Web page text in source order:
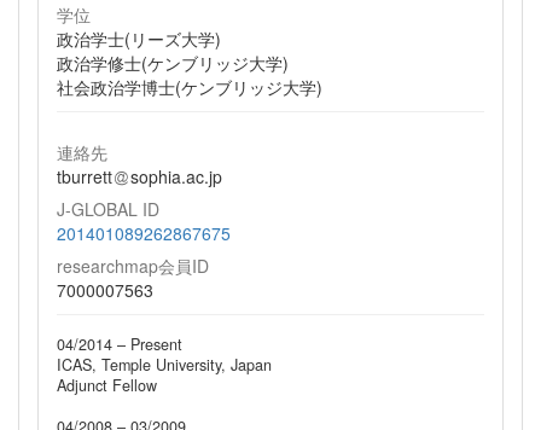
学位
政治学士(リーズ大学)
政治学修士(ケンブリッジ大学)
社会政治学博士(ケンブリッジ大学)
連絡先
tburrett
sophia.ac.jp
J-GLOBAL ID
201401089262867675
researchmap会員ID
7000007563
04/2014 – Present
ICAS, Temple University, Japan
Adjunct Fellow